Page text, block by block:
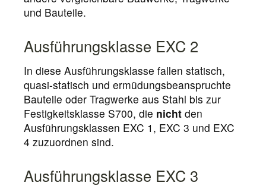
und Bauteile.
Ausführungsklasse EXC 2
In diese Ausführungsklasse fallen statisch,
quasi-statisch und ermüdungsbeanspruchte
Bauteile oder Tragwerke aus Stahl bis zur
Festigkeitsklasse S700, die nicht den
Ausführungsklassen EXC 1, EXC 3 und EXC
4 zuzuordnen sind.
Ausführungsklasse EXC 3